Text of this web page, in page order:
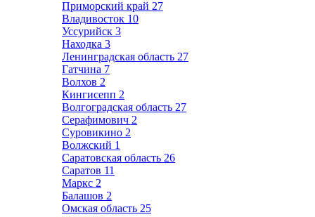
Приморский край 27
Владивосток 10
Уссурийск 3
Находка 3
Ленинградская область 27
Гатчина 7
Волхов 2
Кингисепп 2
Волгоградская область 27
Серафимович 2
Суровикино 2
Волжский 1
Саратовская область 26
Саратов 11
Маркс 2
Балашов 2
Омская область 25